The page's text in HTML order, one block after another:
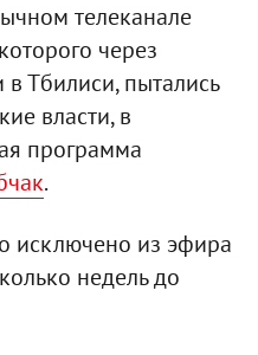
телеканале
через
в Тбилиси, пытались
власти, в
программа
.
исключено из эфира
недель до